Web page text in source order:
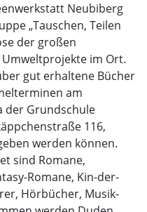
Neubiberg
„Tauschen, Teilen
der großen
im Ort.
gut erhaltene Bücher
am
der Grundschule
116,
werden können.
sind Romane,
Romane, Kin-der-
Hörbücher, Musik-